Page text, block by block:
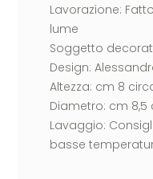
Lavorazione:
lume
Soggetto
Design:
Altezza: cm 8
Diametro: cm 8,5
Lavaggio:
basse